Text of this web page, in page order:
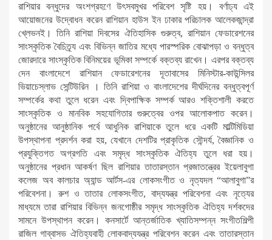
রাশিয়ার বন্ধুদের অংশগ্রহণে উৎসবমুখর পরিবেশ সৃষ্টি হয়। বর্ণাঢ্য এই
আয়োজনের উদ্বোধন করেন রাশিয়ান হাউস ইন ঢাকার পরিচালক আলেকজান্দ্রা
খ্লেভনই। তিনি রাশিয়া দিবসের ঐতিহাসিক গুরুত্ব, রাশিয়ান ফেডারেশনের
সাংস্কৃতিক বৈচিত্র্য এবং বিভিন্ন জাতির মধ্যে পারস্পরিক বোঝাপড়া ও বন্ধুত্ব
জোরদারে সাংস্কৃতিক বিনিময়ের ভূমিকা সম্পর্কে বক্তব্য রাখেন। এরপর বক্তব্য
দেন বাংলাদেশে রাশিয়ান ফেডারেশনের দূতাবাসের মিনিস্টার-কাউন্সিলর
ভিয়াচেস্লাভ সেন্টিউরিন । তিনি রাশিয়া ও বাংলাদেশের দীর্ঘদিনের বন্ধুত্বপূর্ণ
সম্পর্কের কথা তুলে ধরেন এবং দ্বিপাক্ষিক সম্পর্ক আরও শক্তিশালী করতে
সাংস্কৃতিক ও মানবিক সহযোগিতার গুরুত্বের ওপর আলোকপাত করেন।
অনুষ্ঠানের আনুষ্ঠানিক পর্বে আধুনিক রাশিয়াকে তুলে ধরে একটি মাল্টিমিডিয়া
উপস্থাপনা প্রদর্শন করা হয়, যেখানে দেশটির প্রাকৃতিক সৌন্দর্য, বৈজ্ঞানিক ও
প্রযুক্তিগত অগ্রগতি এবং সমৃদ্ধ সাংস্কৃতিক ঐতিহ্য তুলে ধরা হয়।
অনুষ্ঠানের প্রধান আকর্ষণ ছিল রাশিয়ার তাতারস্তান প্রজাতন্ত্রের ইয়েলাবুগা
কলেজ অব কালচার অ্যান্ড আর্টস-এর লোকসংগীত ও নৃত্যদল “আলাবুগা”র
পরিবেশনা। রুশ ও তাতার লোকসংগীত, বাদ্যযন্ত্র পরিবেশনা এবং নৃত্যের
মাধ্যমে তারা রাশিয়ার বিভিন্ন জনগোষ্ঠীর সমৃদ্ধ সাংস্কৃতিক ঐতিহ্য দর্শকদের
সামনে উপস্থাপন করেন। কনসার্টে আন্তর্জাতিক খ্যাতিসম্পন্ন সংগীতশিল্পী
রাজিল গাব্বাসভ ঐতিহ্যবাহী লোকবাদ্যযন্ত্র পরিবেশন করেন এবং তাতারস্তান